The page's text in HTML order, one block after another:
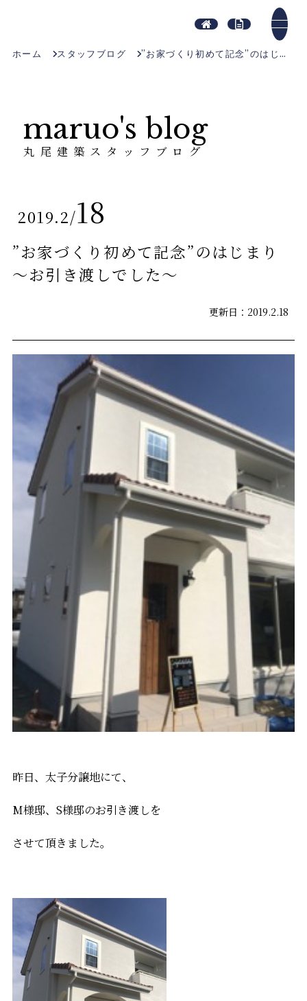
ホーム スタッフブログ ”お家づくり初めて記念”のはじまり～お引き渡しでした～
maruo's blog
丸尾建築スタッフブログ
2019.2/18
”お家づくり初めて記念”のはじまり
～お引き渡しでした～
更新日：2019.2.18
昨日、太子分譲地にて、
M様邸、S様邸のお引き渡しを
させて頂きました。